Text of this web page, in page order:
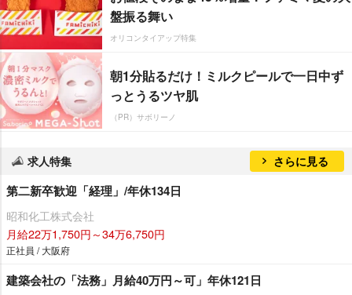
盤振る舞い
オリコンタイアップ特集
朝1分貼るだけ！ミルクピールで一日中ず
っとうるツヤ肌
（PR）サボリーノ
求人特集 さらに見る
第二新卒歓迎「経理」/年休134日
昭和化工株式会社
月給22万1,750円～34万6,750円
正社員 / 大阪府
建築会社の「法務」月給40万円～可」年休121日